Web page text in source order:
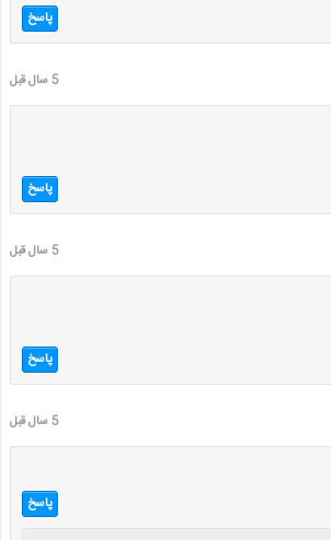
پاسخ
5 سال قبل
پاسخ
5 سال قبل
پاسخ
5 سال قبل
پاسخ